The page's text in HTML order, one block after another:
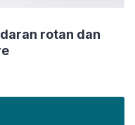
rotan dan